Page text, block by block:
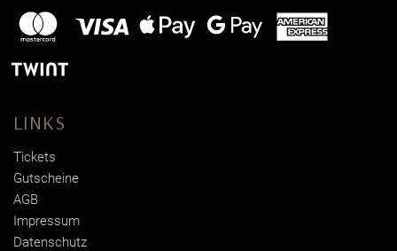
LINKS
Tickets
Gutscheine
AGB
Impressum
Datenschutz